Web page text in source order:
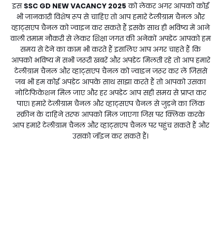
इस SSC GD NEW VACANCY 2025 को लेकर अगर आपको कोई
भी जानकारी विशेष रूप से चाहिए तो आप हमारे टेलीग्राम चैनल और
व्हाट्सएप चैनल को ज्वाइन कर सकते हैं इसके साथ ही भविष्य में आने
वाली तमाम नौकरी से लेकर शिक्षा जगत की अनेकों अपडेट आपको हम
समय से देने का काम भी करते हैं इसलिए आप अगर चाहते हैं कि
आपको भविष्य में सभी जरूरी खबरें और अपडेट मिलती रहे तो आप हमारे
टेलीग्राम चैनल और व्हाट्सएप चैनल को ज्वाइन जरूर कर लें जिससे
जब भी हम कोई अपडेट आपके साथ साझा करते हैं तो आपको उसका
नोटिफिकेशन मिल जाए और हर अपडेट आप सही समय से प्राप्त कर
पाए। हमारे टेलीग्राम चैनल और व्हाट्सएप चैनल से जुड़ने का लिंक
स्क्रीन के दाहिने तरफ आपको मिल जाएगा जिस पर क्लिक करके
आप हमारे टेलीग्राम चैनल और व्हाट्सएप चैनल पर पहुंच सकते हैं और
उसको जॉइन कर सकते हैं।